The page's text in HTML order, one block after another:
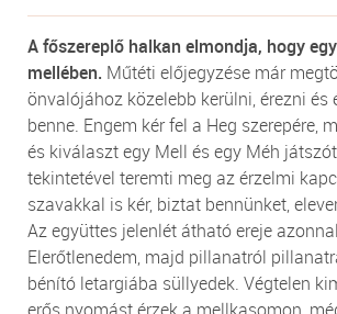
A főszereplő halkan elmondja, hogy
mellében. Műtéti előjegyzése már
önvalójához közelebb kerülni, érezni és
benne. Engem kér fel a Heg szerepére,
és kiválaszt egy Mell és egy Méh
tekintetével teremti meg az érzelmi
szavakkal is kér, biztat bennünket,
Az együttes jelenlét átható ereje
Elerőtlenedem, majd pillanatról
bénító letargiába süllyedek. Végtelen